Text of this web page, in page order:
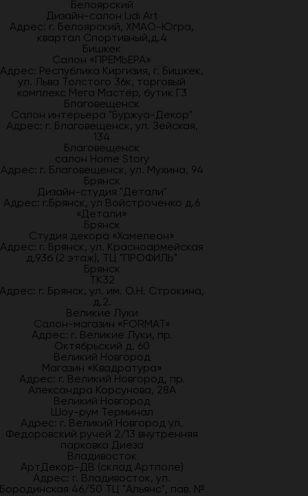
Белоярский
Дизайн-салон Lidi Art
Адрес: г. Белоярский, ХМАО-Югра,
квартал Спортивный,д.4
Бишкек
Салон «ПРЕМЬЕРА»
Адрес: Республика Киргизия, г. Бишкек,
ул. Льва Толстого 36к, торговый
комплекс Мега Мастер, бутик Г3
Благовещенск
Салон интерьера "Буржуа-Декор"
Адрес: г. Благовещенск, ул. Зейская,
134
Благовещенск
салон Home Story
Адрес: г. Благовещенск, ул. Мухина, 94
Брянск
Дизайн-студия "Детали"
Адрес: г.Брянск, ул Войстроченко д.6
«Детали»
Брянск
Студия декора «Хамелеон»
Адрес: г. Брянск, ул. Красноармейская
д.93б (2 этаж), ТЦ "ПРОФИЛЬ"
Брянск
ТК32
Адрес: г. Брянск, ул. им. О.Н. Строкина,
д.2.
Великие Луки
Салон-магазин «FORMAT»
Адрес: г. Великие Луки, пр.
Октябрьский д. 60
Великий Новгород
Магазин «Квадратура»
Адрес: г. Великий Новгород, пр.
Александра Корсунова, 28А
Великий Новгород
Шоу-рум Терминал
Адрес: г. Великий Новгород ул.
Федоровский ручей 2/13 внутренняя
парковка Диеза
Владивосток
АртДекор-ДВ (склад Артполе)
Адрес: г. Владивосток, ул.
46/50 ТЦ "Альянс", пав. №